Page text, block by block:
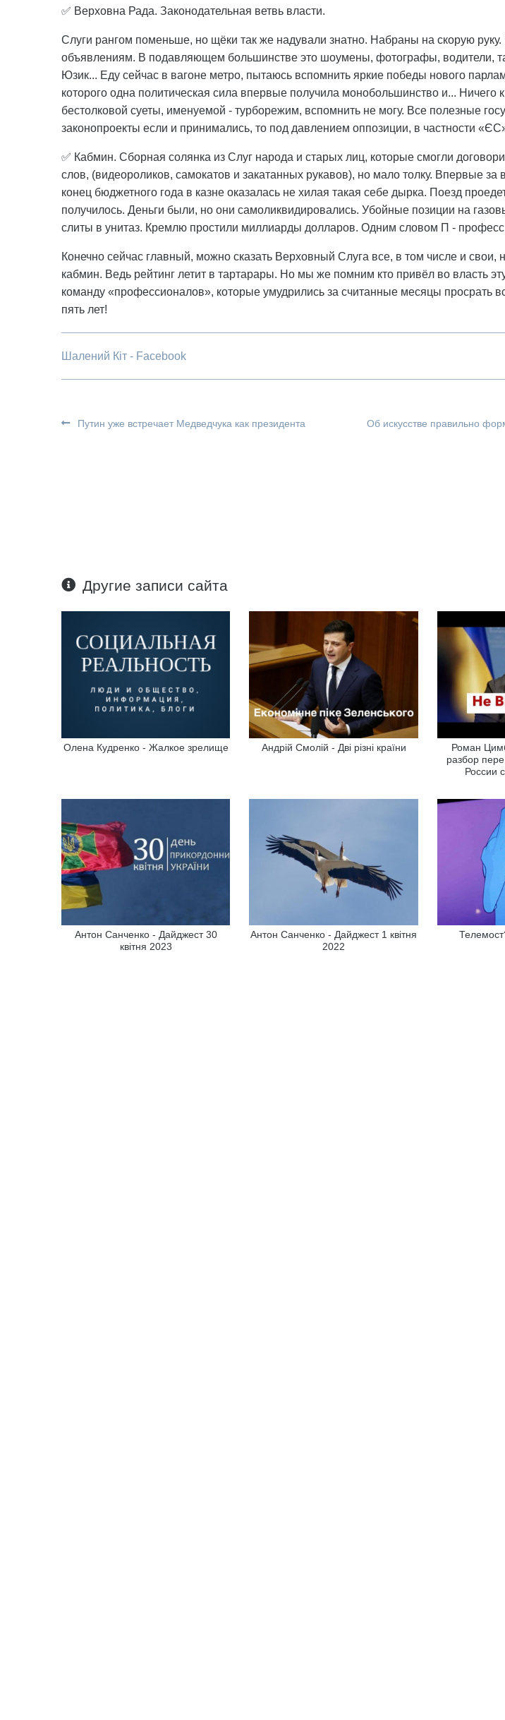
✅ Верховна Рада. Законодательная ветвь власти.
Слуги рангом поменьше, но щёки так же надували знатно. Набраны на скорую руку.
объявлениям. В подавляющем большинстве это шоумены, фотографы, водители,
Юзик... Еду сейчас в вагоне метро, пытаюсь вспомнить яркие победы нового
которого одна политическая сила впервые получила монобольшинство и... Ничего
бестолковой суеты, именуемой - турборежим, вспомнить не могу. Все полезные
законопроекты если и принимались, то под давлением оппозиции, в частности
✅ Кабмин. Сборная солянка из Слуг народа и старых лиц, которые смогли
слов, (видеороликов, самокатов и закатанных рукавов), но мало толку. Впервые за
конец бюджетного года в казне оказалась не хилая такая себе дырка. Поезд
получилось. Деньги были, но они самоликвидировались. Убойные позиции на
слиты в унитаз. Кремлю простили миллиарды долларов. Одним словом П -
Конечно сейчас главный, можно сказать Верховный Слуга все, в том числе и свои,
кабмин. Ведь рейтинг летит в тартарары. Но мы же помним кто привёл во власть
команду «профессионалов», которые умудрились за считанные месяцы просрать
пять лет!
Шалений Кіт - Facebook
Путин уже встречает Медведчука как президента Об искусстве правильно
Другие записи сайта
Олена Кудренко - Жалкое зрелище Андрій Смолій - Дві різні країни
Роман
разбор
России
Антон Санченко - Дайджест 30
квітня 2023
Антон Санченко - Дайджест 1 квітня
2022